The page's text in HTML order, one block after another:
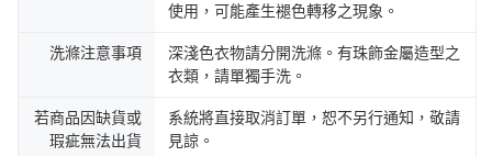
使用，可能產生褪色轉移之現象。
洗滌注意事項
深淺色衣物請分開洗滌。有珠飾金屬造型之
衣類，請單獨手洗。
若商品因缺貨或
瑕疵無法出貨
系統將直接取消訂單，恕不另行通知，敬請
見諒。